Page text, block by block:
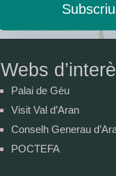
Webs
Palai de Gèu
Visit Val d’Aran
Conselh Generau
POCTEFA